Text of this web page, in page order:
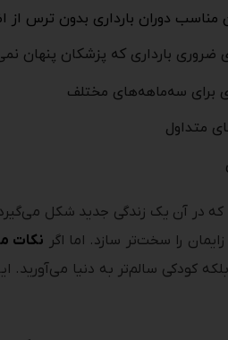
مناسب دوران بارداری بدون ترس از
ضروری بارداری که پزشکان پنهان
برای سه‌ماهه‌های مختلف
متداول
که در آن یک زندگی جدید شکل
را سخت‌تر سازد. اما اگر نکات
کودکی سالم‌تر به دنیا